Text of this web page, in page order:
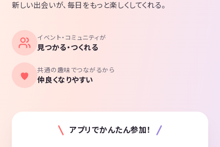
新しい出会いが、毎日をもっと楽しくしてくれる。
イベント・コミュニティが
見つかる・つくれる
共通の趣味でつながるから
仲良くなりやすい
アプリでかんたん参加！